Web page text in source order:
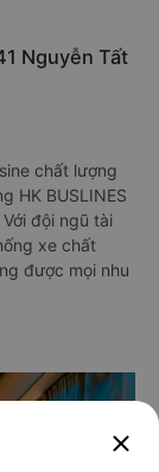
Nguyễn Tất
chất lượng
HK BUSLINES
đội ngũ tài
xe chất
được mọi nhu
close